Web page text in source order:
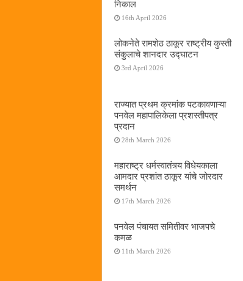
निकाल
16th April 2026
लोकनेते रामशेठ ठाकूर राष्ट्रीय कुस्ती
संकुलाचे शानदार उद्घाटन
3rd April 2026
राज्यात प्रथम क्रमांक पटकावणाऱ्या
पनवेल महापालिकेला प्रशस्तीपत्र
प्रदान
28th March 2026
महाराष्ट्र धर्मस्वातंत्र्य विधेयकाला
आमदार प्रशांत ठाकूर यांचे जोरदार
समर्थन
17th March 2026
पनवेल पंचायत समितीवर भाजपचे
कमळ
11th March 2026